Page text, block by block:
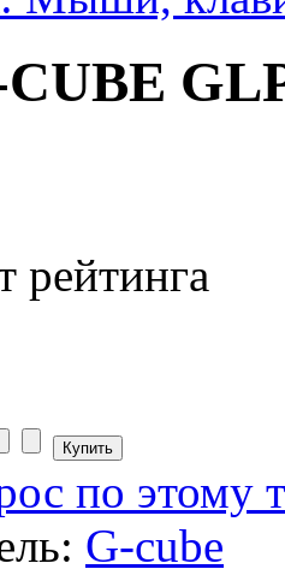
(1)
(2)
рейтинга
по этому
G-cube